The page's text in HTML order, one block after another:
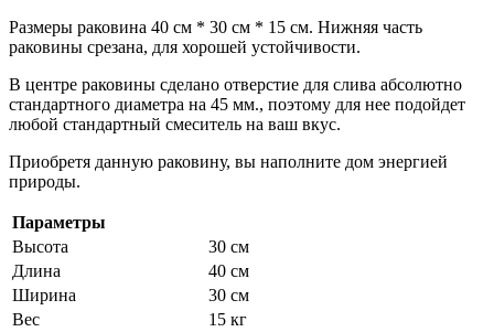
Размеры раковина 40 см * 30 см * 15 см. Нижняя часть
раковины срезана, для хорошей устойчивости.
В центре раковины сделано отверстие для слива абсолютно
стандартного диаметра на 45 мм., поэтому для нее подойдет
любой стандартный смеситель на ваш вкус.
Приобретя данную раковину, вы наполните дом энергией
природы.
Параметры
Высота
30 см
Длина
40 см
Ширина
30 см
Вес
15 кг